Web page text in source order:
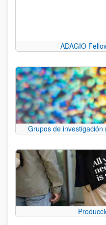
ADAGIO
Grupos de investigación